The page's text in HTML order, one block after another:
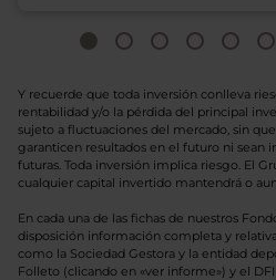
Y recuerde que toda inversión conlleva
rentabilidad y/o la pérdida del principal
sujeto a fluctuaciones del mercado, sin
garanticen resultados en el futuro ni sean
futuras. Toda inversión implica riesgo. El
cualquier capital invertido mantendrá o
En cada una de las fichas de nuestros
disposición información completa y
como la Sociedad Gestora y la entidad
Folleto (clicando en «ver informe») y el